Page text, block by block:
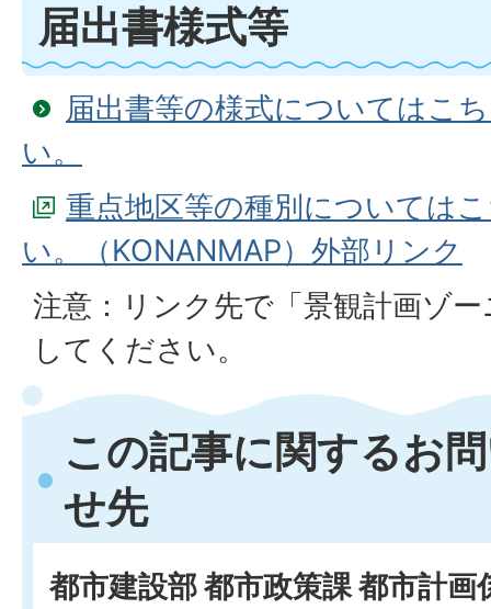
届出書様式等
届出書等の様式についてはこ
い。
重点地区等の種別については
い。（KONANMAP）外部リンク
注意：リンク先で「景観計画ゾ
してください。
この記事に関するお
せ先
都市建設部 都市政策課 都市計画